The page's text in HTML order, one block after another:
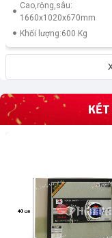
Cao,rộng,sâu:
1660x1020x670mm
Khối lượng:600 Kg